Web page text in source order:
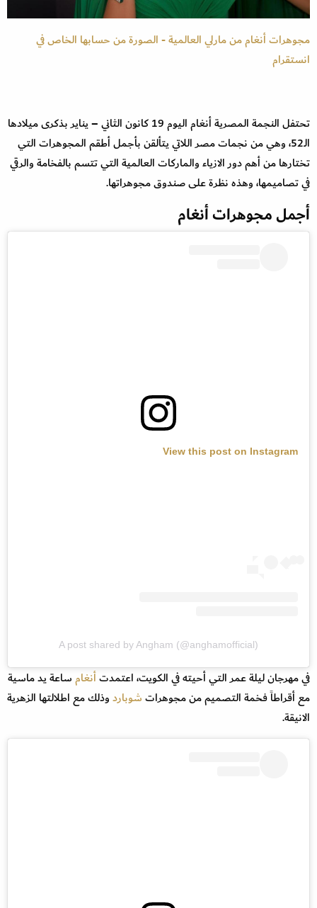
مجوهرات أنغام من مارلي العالمية - الصورة من حسابها الخاص في
انستقرام
تحتفل النجمة المصرية أنغام اليوم 19 كانون الثاني – يناير بذكرى ميلادها
الـ52، وهي من نجمات مصر اللاتي يتألقن بأجمل أطقم المجوهرات التي
تختارها من أهم دور الازياء والماركات العالمية التي تتسم بالفخامة والرقي
في تصاميمها، وهذه نظرة على صندوق مجوهراتها.
أجمل مجوهرات أنغام
View this post on Instagram
A post shared by Angham (@anghamofficial)
في مهرجان ليلة عمر التي أحيته في الكويت، اعتمدتأنغامساعة يد ماسية
مع أقراطاً فخمة التصميم من مجوهراتشوباردوذلك مع اطلالتها الزهرية
الانيقة.